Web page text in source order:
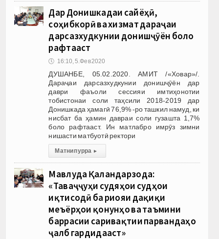
Дар Донишкадаи сайёҳӣ,
соҳибкорӣ ва хизмат дараҷаи
дарсазхудкунии донишҷӯён боло
рафтааст
🕔 16:10, 5.Фев 2020
ДУШАНБЕ, 05.02.2020. АМИТ /«Ховар»/.
Дараҷаи дарсазхудкунии донишҷӯён дар
даври фаъоли сессияи имтиҳонотии
тобистонаи соли таҳсили 2018-2019 дар
Донишкада ҳамагӣ 76,9% -ро ташкил намуд, ки
нисбат ба ҳамин давраи соли гузашта 1,7%
боло рафтааст. Ин матлабро имрӯз зимни
нишасти матбуотӣ ректори
Матни пурра ▸
Мавлуда Қаландарзода:
«Таваҷҷуҳи судяҳои судҳои
иқтисодӣ ба риояи дақиқи
меъёрҳои қонунҳо ва таъмини
баррасии саривақтии парвандаҳо
ҷалб гардидааст»